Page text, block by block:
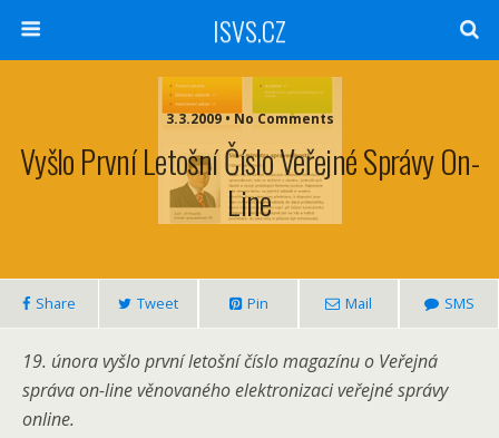
ISVS.CZ
3.3.2009 • No Comments
Vyšlo První Letošní Číslo Veřejné Správy On-
Line
Share Tweet Pin Mail SMS
19. února vyšlo první letošní číslo magazínu o Veřejná
správa on-line věnovaného elektronizaci veřejné správy
online.